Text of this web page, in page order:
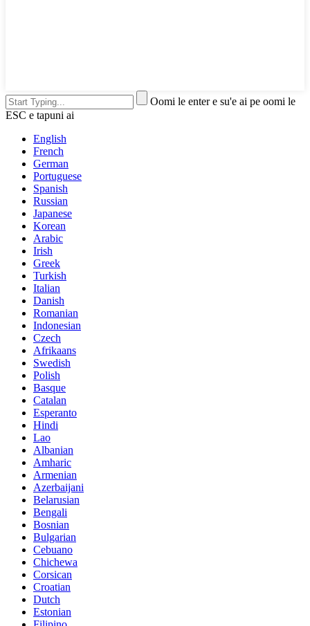
Oomi le enter e su'e ai pe oomi le
ESC e tapuni ai
English
French
German
Portuguese
Spanish
Russian
Japanese
Korean
Arabic
Irish
Greek
Turkish
Italian
Danish
Romanian
Indonesian
Czech
Afrikaans
Swedish
Polish
Basque
Catalan
Esperanto
Hindi
Lao
Albanian
Amharic
Armenian
Azerbaijani
Belarusian
Bengali
Bosnian
Bulgarian
Cebuano
Chichewa
Corsican
Croatian
Dutch
Estonian